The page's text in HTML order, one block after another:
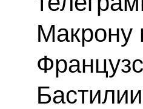
Макрону